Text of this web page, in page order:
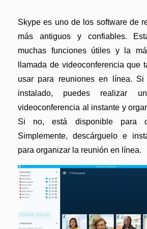
Skype es uno de los software de
más antiguos y confiables.
muchas funciones útiles y la
llamada de videoconferencia que
usar para reuniones en línea.
instalado, puedes realizar
videoconferencia al instante y
Si no, está disponible para
Simplemente, descárguelo e
para organizar la reunión en línea.